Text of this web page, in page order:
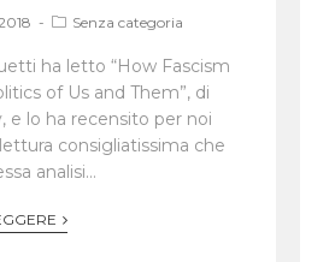
Senza categoria
ha letto “How Fascism
of Us and Them”, di
e lo ha recensito per noi
consigliatissima che
analisi…